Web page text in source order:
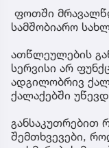
ფოთში
სამშობიარო
ათწლეულების
სერვისი არ
ადგილობრივ
ქალაქებში
განსაკუთრებით
შემთხვევები,